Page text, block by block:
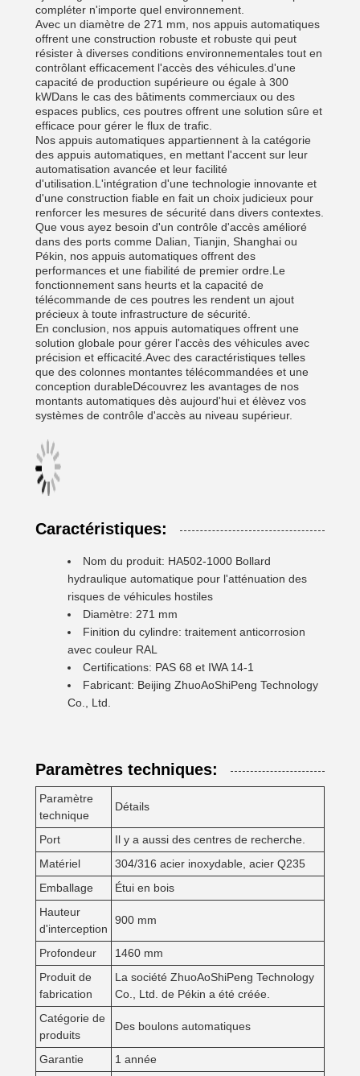
compléter n'importe quel environnement.
Avec un diamètre de 271 mm, nos appuis automatiques
offrent une construction robuste et robuste qui peut
résister à diverses conditions environnementales tout en
contrôlant efficacement l'accès des véhicules.d'une
capacité de production supérieure ou égale à 300
kWDans le cas des bâtiments commerciaux ou des
espaces publics, ces poutres offrent une solution sûre et
efficace pour gérer le flux de trafic.
Nos appuis automatiques appartiennent à la catégorie
des appuis automatiques, en mettant l'accent sur leur
automatisation avancée et leur facilité
d'utilisation.L'intégration d'une technologie innovante et
d'une construction fiable en fait un choix judicieux pour
renforcer les mesures de sécurité dans divers contextes.
Que vous ayez besoin d'un contrôle d'accès amélioré
dans des ports comme Dalian, Tianjin, Shanghai ou
Pékin, nos appuis automatiques offrent des
performances et une fiabilité de premier ordre.Le
fonctionnement sans heurts et la capacité de
télécommande de ces poutres les rendent un ajout
précieux à toute infrastructure de sécurité.
En conclusion, nos appuis automatiques offrent une
solution globale pour gérer l'accès des véhicules avec
précision et efficacité.Avec des caractéristiques telles
que des colonnes montantes télécommandées et une
conception durableDécouvrez les avantages de nos
montants automatiques dès aujourd'hui et élèvez vos
systèmes de contrôle d'accès au niveau supérieur.
Caractéristiques:
Nom du produit: HA502-1000 Bollard
hydraulique automatique pour l'atténuation des
risques de véhicules hostiles
Diamètre: 271 mm
Finition du cylindre: traitement anticorrosion
avec couleur RAL
Certifications: PAS 68 et IWA 14-1
Fabricant: Beijing ZhuoAoShiPeng Technology
Co., Ltd.
Paramètres techniques:
Paramètre
technique
Détails
Port
Il y a aussi des centres de recherche.
Matériel
304/316 acier inoxydable, acier Q235
Emballage
Étui en bois
Hauteur
d'interception
900 mm
Profondeur
1460 mm
Produit de
fabrication
La société ZhuoAoShiPeng Technology
Co., Ltd. de Pékin a été créée.
Catégorie de
produits
Des boulons automatiques
Garantie
1 année